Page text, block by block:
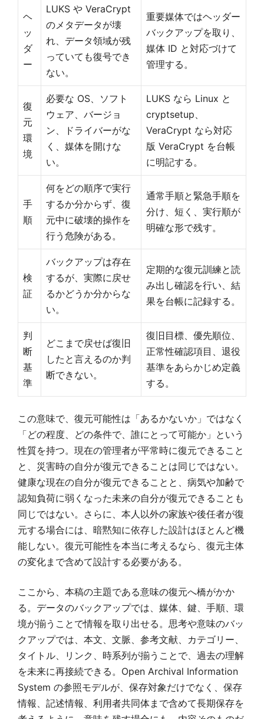
ヘ
ッ
ダ
ー
LUKS や VeraCrypt
のメタデータが壊
れ、データ領域が残
っていても復号でき
ない。
重要媒体ではヘッダー
バックアップを取り、
媒体 ID と対応づけて
管理する。
復
元
環
境
必要な OS、ソフト
ウェア、バージョ
ン、ドライバーがな
く、媒体を開けな
い。
LUKS なら Linux と
cryptsetup、
VeraCrypt なら対応
版 VeraCrypt を台帳
に明記する。
手
順
何をどの順序で実行
するか分からず、復
元中に破壊的操作を
行う危険がある。
通常手順と緊急手順を
分け、短く、実行順が
明確な形で残す。
検
証
バックアップは存在
するが、実際に戻せ
るかどうか分からな
い。
定期的な復元訓練と読
み出し確認を行い、結
果を台帳に記録する。
判
断
基
準
どこまで戻せば復旧
したと言えるのか判
断できない。
復旧目標、優先順位、
正常性確認項目、退役
基準をあらかじめ定義
する。
この意味で、復元可能性は「あるかないか」ではなく
「どの程度、どの条件で、誰にとって可能か」という
性質を持つ。現在の管理者が平常時に復元できること
と、災害時の自分が復元できることは同じではない。
健康な現在の自分が復元できることと、病気や加齢で
認知負荷に弱くなった未来の自分が復元できることも
同じではない。さらに、本人以外の家族や後任者が復
元する場合には、暗黙知に依存した設計はほとんど機
能しない。復元可能性を本当に考えるなら、復元主体
の変化まで含めて設計する必要がある。
ここから、本稿の主題である意味の復元へ橋がかか
る。データのバックアップでは、媒体、鍵、手順、環
境が揃うことで情報を取り出せる。思考や意味のバッ
クアップでは、本文、文脈、参考文献、カテゴリー、
タイトル、リンク、時系列が揃うことで、過去の理解
を未来に再接続できる。Open Archival Information
System の参照モデルが、保存対象だけでなく、保存
情報、記述情報、利用者共同体まで含めて長期保存を